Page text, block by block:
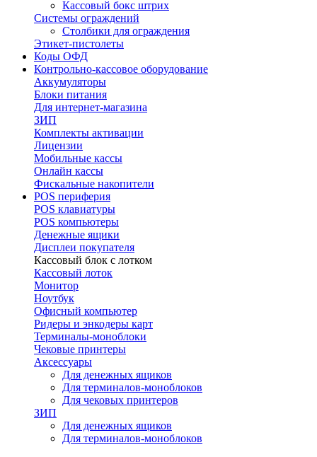
Кассовый бокс штрих
Системы ограждений
Столбики для ограждения
Этикет-пистолеты
Коды ОФД
Контрольно-кассовое оборудование
Аккумуляторы
Блоки питания
Для интернет-магазина
ЗИП
Комплекты активации
Лицензии
Мобильные кассы
Онлайн кассы
Фискальные накопители
POS периферия
POS клавиатуры
POS компьютеры
Денежные ящики
Дисплеи покупателя
Кассовый блок с лотком
Кассовый лоток
Монитор
Ноутбук
Офисный компьютер
Ридеры и энкодеры карт
Терминалы-моноблоки
Чековые принтеры
Аксессуары
Для денежных ящиков
Для терминалов-моноблоков
Для чековых принтеров
ЗИП
Для денежных ящиков
Для терминалов-моноблоков